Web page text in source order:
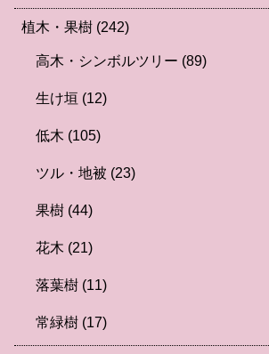
植木・果樹 (242)
高木・シンボルツリー (89)
生け垣 (12)
低木 (105)
ツル・地被 (23)
果樹 (44)
花木 (21)
落葉樹 (11)
常緑樹 (17)